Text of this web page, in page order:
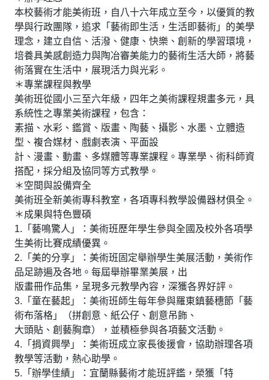
本校藝術才能美術班，自八十六年成立至今，以優質的教
學與行政團隊，追求「藝術即生活，生活即藝術」的美學
理念，建立自信、活潑、健康、快樂、創新的學習環境，
培養具美感創造力與陶冶審美能力的藝術生活大師，將藝
術落實在生活中，展現活力與光彩。
＊專業課程與教學
美術班從國小三至六年級，四年之美術課程規畫多元，具
系統性之專業美術課程，包含：
素描、水彩、鑑賞、版畫、陶藝、攝影、水墨、立體造
型、複合媒材、戲劇表演、平面設
計、漫畫、動畫、多媒體等專業課程。專業學、術科師資
搭配，採分組及協同等方式教學。
＊空間與設備齊全
美術班全新美術專科教室，各項專科教學設備器材俱全。
＊成果與特色豐碩
1.「藝鳴驚人」：美術班歷年學生參與全國及校外各項學
生美術比賽成績優異。
2.「美的分享」：美術班固定舉辦學生美展活動，美術作
品足跡遍及各地。每屆舉辦畢業美展，出
版畫冊作品集，呈現多元教學內容，深獲各界好評。
3.「童在藝起」：美術班師生每年參與羅東鎮藝穗節「藝
術布落格」（拼創意、紙公仔、創意吊飾、
大頭貼、創藝胸章），並積極參與各項藝文活動。
4.「捐資興學」：美術班成立家長後援會，協助辦理各項
教學等活動，熱心助學。
5.「辦學佳績」：宜蘭縣藝術才能班評鑑，榮獲「特